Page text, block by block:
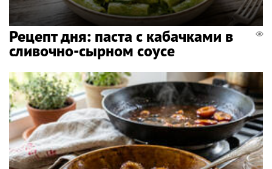
Рецепт дня: паста с кабачками в
сливочно-сырном соусе